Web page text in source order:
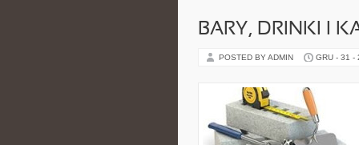
BARY, DRINKI I
POSTED BY ADMIN GRU - 31 -